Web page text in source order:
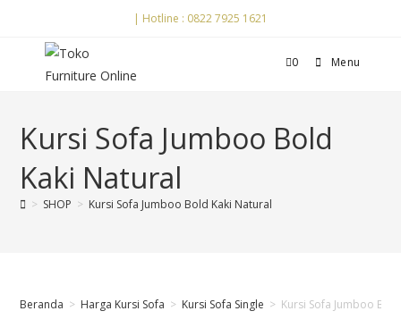
| Hotline : 0822 7925 1621
0 Menu
Kursi Sofa Jumboo Bold
Kaki Natural
> SHOP > Kursi Sofa Jumboo Bold Kaki Natural
Beranda > Harga Kursi Sofa > Kursi Sofa Single > Kursi Sofa Jumboo